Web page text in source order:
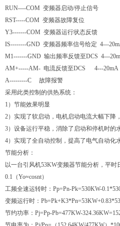
RUN----COM 变频器启动/停止信号
RST-----COM 变频器故障复位
Y3-------COM 变频器运行状态反馈
IS--------GND 变频器频率信号给定 4---
M1-------GND 输出频率反馈至DCS 4---
AM+-----AM- 电流反馈至DCS 4---20mA
A---------C 故障报警
采用此类控制的供热系统：
1）节能效果明显
2）实现了软启动，电机启动电流大幅下降
3）设备运行平稳，消除了启动和停机时的
4）实现了全自动控制，提高了电气自动化
节能分析：
以一台引风机53KW变频器节能分析，平时
0.1（Yo≈cosnt）
工频全速运转时：Pp=Pn-Pk=530KW-
变频运行时：
节约功率：Pj=Pp-Pb=477KW-